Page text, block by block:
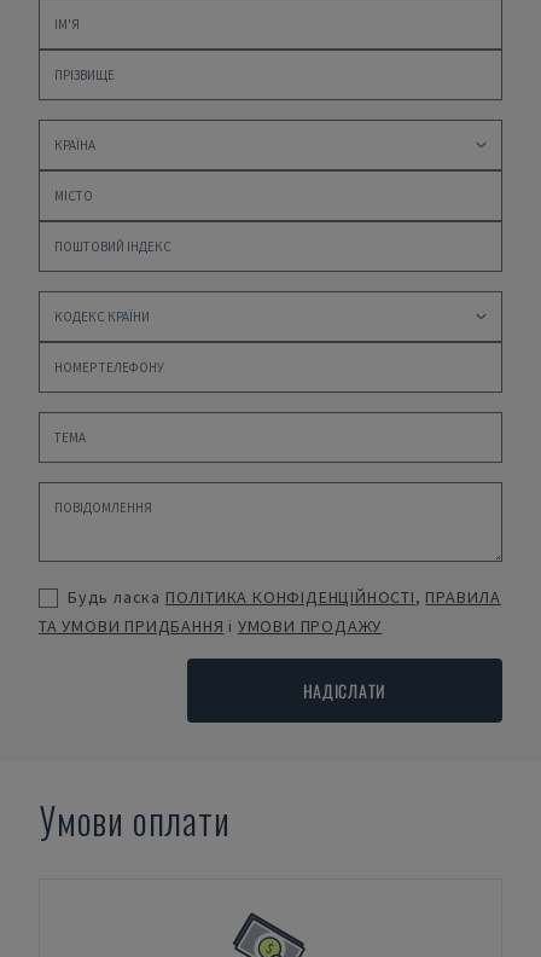
Будь ласка ПОЛІТИКА КОНФІДЕНЦІЙНОСТІ, ПРАВИЛА
ТА УМОВИ ПРИДБАННЯ і УМОВИ ПРОДАЖУ
НАДІСЛАТИ
Умови оплати